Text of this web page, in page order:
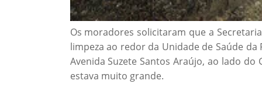
Os moradores solicitaram que a
limpeza ao redor da Unidade de Saúde
Avenida Suzete Santos Araújo, ao lado
estava muito grande.